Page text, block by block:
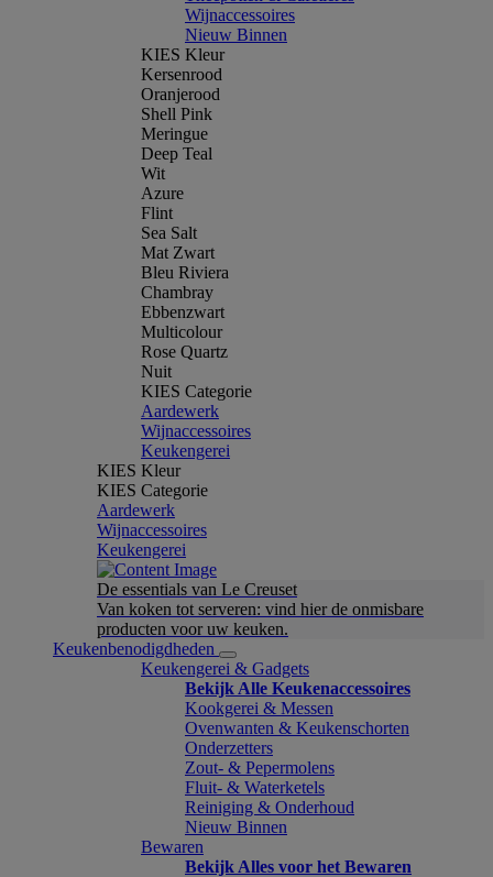
Wijnaccessoires
Nieuw Binnen
KIES Kleur
Kersenrood
Oranjerood
Shell Pink
Meringue
Deep Teal
Wit
Azure
Flint
Sea Salt
Mat Zwart
Bleu Riviera
Chambray
Ebbenzwart
Multicolour
Rose Quartz
Nuit
KIES Categorie
Aardewerk
Wijnaccessoires
Keukengerei
KIES Kleur
KIES Categorie
Aardewerk
Wijnaccessoires
Keukengerei
De essentials van Le Creuset
Van koken tot serveren: vind hier de onmisbare
producten voor uw keuken.
Keukenbenodigdheden
Keukengerei & Gadgets
Bekijk Alle Keukenaccessoires
Kookgerei & Messen
Ovenwanten & Keukenschorten
Onderzetters
Zout- & Pepermolens
Fluit- & Waterketels
Reiniging & Onderhoud
Nieuw Binnen
Bewaren
Bekijk Alles voor het Bewaren